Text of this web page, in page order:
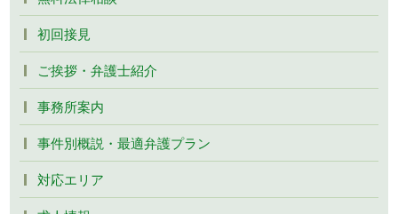
初回接見
ご挨拶・弁護士紹介
事務所案内
事件別概説・最適弁護プラン
対応エリア